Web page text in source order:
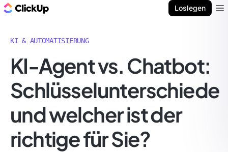
Loslegen
KI & AUTOMATISIERUNG
KI-Agent vs. Chatbot:
Schlüsselunterschiede
und welcher ist der
richtige für Sie?